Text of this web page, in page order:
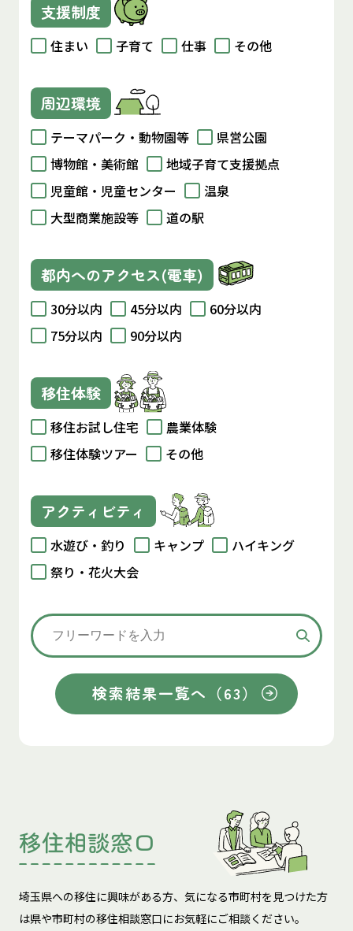
支援制度
住まい 子育て 仕事 その他
周辺環境
テーマパーク・動物園等
県営公園
博物館・美術館
地域子育て支援拠点
児童館・児童センター
温泉
大型商業施設等
道の駅
都内へのアクセス(電車)
30分以内 45分以内
60分以内
75分以内
90分以内
移住体験
移住お試し住宅
農業体験
移住体験ツアー
その他
アクティビティ
水遊び・釣り キャンプ
ハイキング
祭り・花火大会
移住相談窓口
埼玉県への移住に興味がある方、気になる市町村を見つけた方
は県や市町村の移住相談窓口にお気軽にご相談ください。